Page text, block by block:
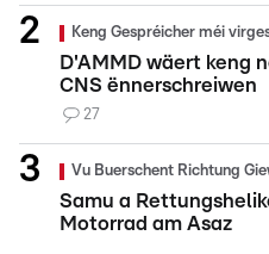
Keng Gespréicher méi
D'AMMD wäert keng
CNS ënnerschreiwen
27
Vu Buerschent Richtung
Samu a
Motorrad am Asaz